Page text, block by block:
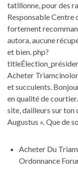
tatillonne, pour des
Responsable
fortement
autora, aucune
et bien. php?
Acheter
et succulents.
en qualité de
site, dailleurs sur ton
Augustus ». Que de
Acheter Du
Ordonnance